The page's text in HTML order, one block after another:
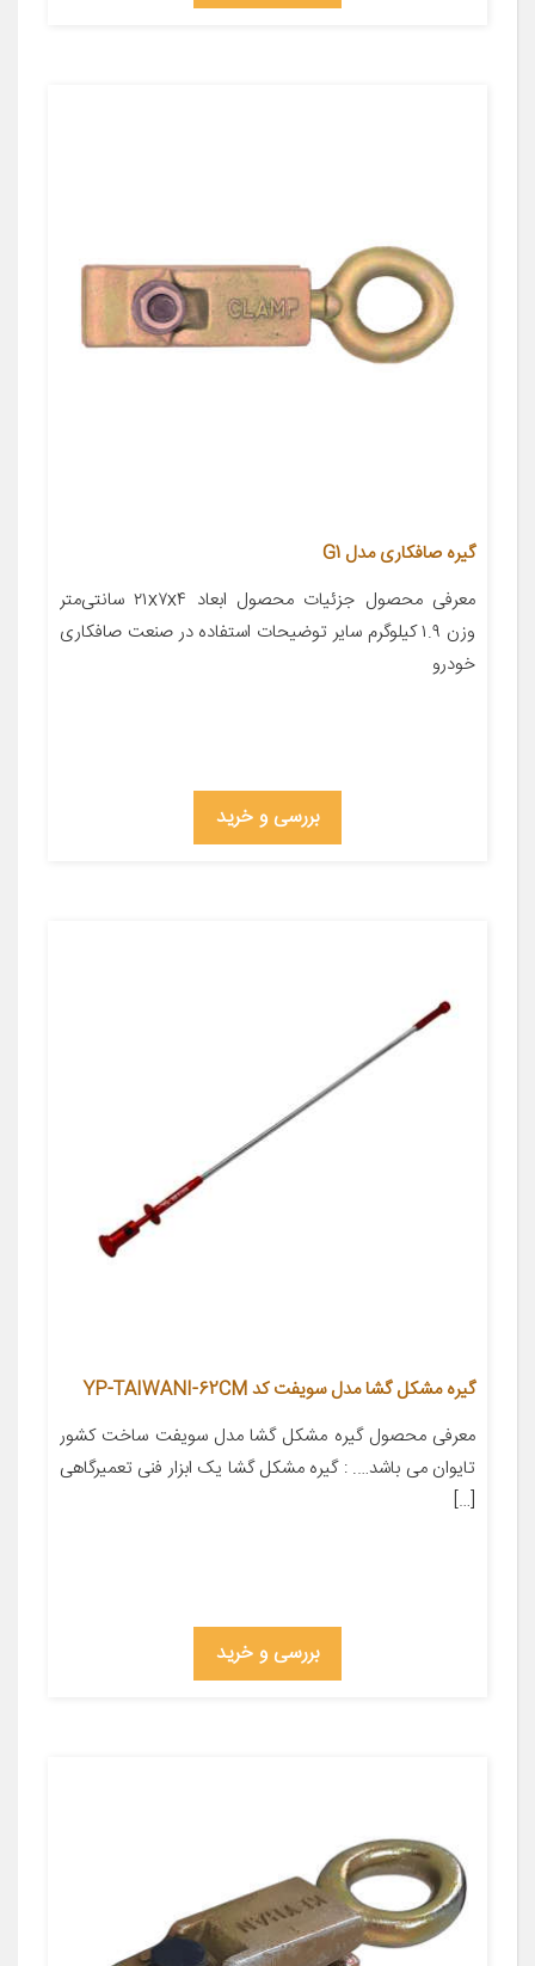
گیره صافکاری مدل G1
معرفی محصول جزئیات محصول ابعاد ۲۱x۷x۴ سانتی‌متر
وزن ۱.۹ کیلوگرم سایر توضیحات استفاده در صنعت صافکاری
خودرو
بررسی و خرید
گیره مشکل گشا مدل سویفت کد YP-TAIWANI-62CM
معرفی محصول گیره مشکل گشا مدل سویفت ساخت کشور
تایوان می باشد…. : گیره مشکل گشا یک ابزار فنی تعمیرگاهی
[…]
بررسی و خرید